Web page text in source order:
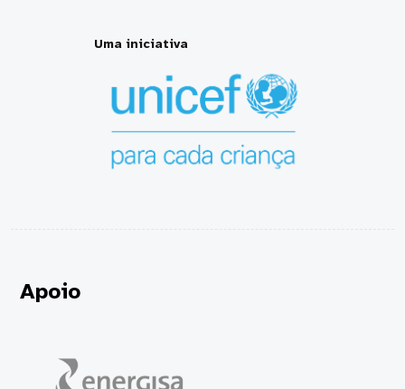
Uma iniciativa
Apoio